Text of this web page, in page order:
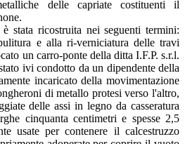
delle capriate costituenti il
stata ricostruita nei seguenti termini:
e alla ri-verniciatura delle travi
un carro-ponte della ditta I.F.P. s.r.l.
ivi condotto da un dipendente della
incaricato della movimentazione
di metallo protesi verso l'altro,
delle assi in legno da casseratura
cinquanta centimetri e spesse 2,5
usate per contenere il calcestruzzo